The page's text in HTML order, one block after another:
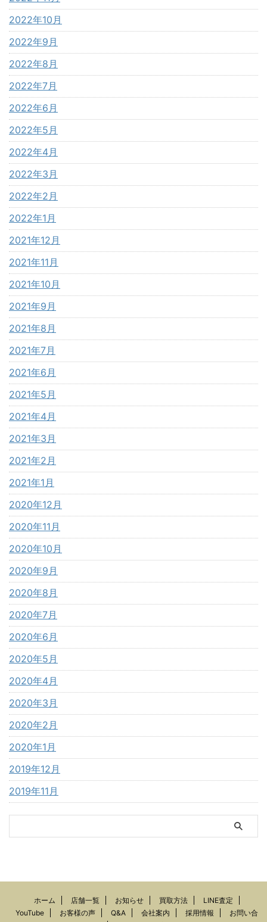
2022年10月
2022年9月
2022年8月
2022年7月
2022年6月
2022年5月
2022年4月
2022年3月
2022年2月
2022年1月
2021年12月
2021年11月
2021年10月
2021年9月
2021年8月
2021年7月
2021年6月
2021年5月
2021年4月
2021年3月
2021年2月
2021年1月
2020年12月
2020年11月
2020年10月
2020年9月
2020年8月
2020年7月
2020年6月
2020年5月
2020年4月
2020年3月
2020年2月
2020年1月
2019年12月
2019年11月
ホーム 店舗一覧 お知らせ 買取方法
LINE査定
YouTube
お客様の声 Q&A 会社案内 採用情報
お問い合